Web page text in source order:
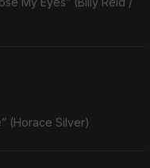
(Horace Silver)